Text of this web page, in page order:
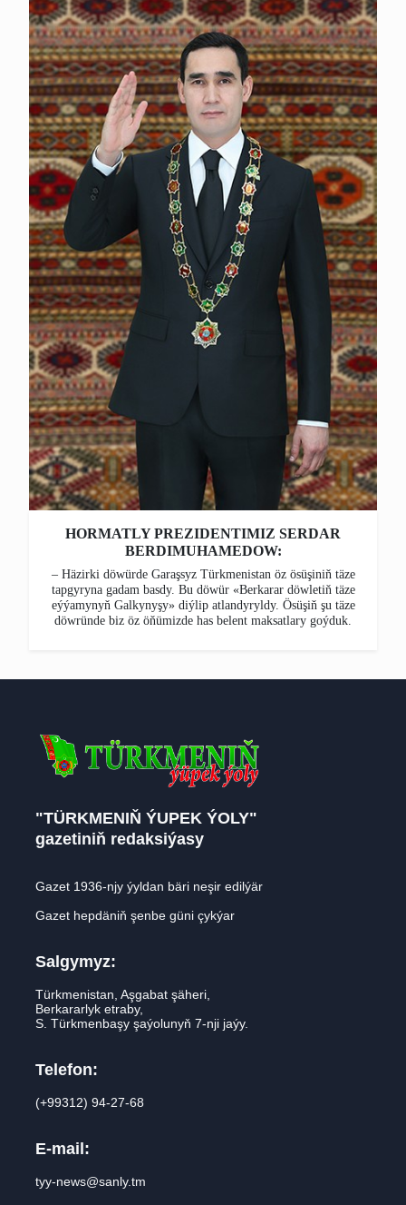
HORMATLY PREZIDENTIMIZ SERDAR
BERDIMUHAMEDOW:
– Häzirki döwürde Garaşsyz Türkmenistan öz ösüşiniň täze
tapgyryna gadam basdy. Bu döwür «Berkarar döwletiň täze
eýýamynyň Galkynyşy» diýlip atlandyryldy. Ösüşiň şu täze
döwründe biz öz öňümizde has belent maksatlary goýduk.
"TÜRKMENIŇ ÝUPEK ÝOLY"
gazetiniň redaksiýasy
Gazet 1936-njy ýyldan bäri neşir edilýär
Gazet hepdäniň şenbe güni çykýar
Salgymyz:
Türkmenistan, Aşgabat şäheri,
Berkararlyk etraby,
S. Türkmenbaşy şaýolunyň 7-nji jaýy.
Telefon:
(+99312) 94-27-68
E-mail:
tyy-news@sanly.tm